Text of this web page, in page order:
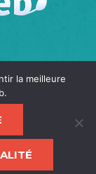
la meilleure